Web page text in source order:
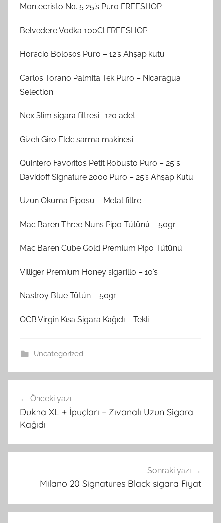
Montecristo No. 5 25’s Puro FREESHOP
Belvedere Vodka 100Cl FREESHOP
Horacio Bolosos Puro – 12’s Ahşap kutu
Carlos Torano Palmita Tek Puro – Nicaragua
Selection
Nex Slim sigara filtresi- 120 adet
Gizeh Giro Elde sarma makinesi
Quintero Favoritos Petit Robusto Puro – 25´s
Davidoff Signature 2000 Puro – 25’s Ahşap Kutu
Uzun Okuma Piposu – Metal filtre
Mac Baren Three Nuns Pipo Tütünü – 50gr
Mac Baren Cube Gold Premium Pipo Tütünü
Villiger Premium Honey sigarillo – 10’s
Nastroy Blue Tütün – 50gr
OCB Virgin Kısa Sigara Kağıdı – Tekli
Uncategorized
gezinmesi
Önceki yazı
Dukha XL + İpuçları – Zıvanalı Uzun Sigara
Kağıdı
Sonraki yazı
Milano 20 Signatures Black sigara Fiyat